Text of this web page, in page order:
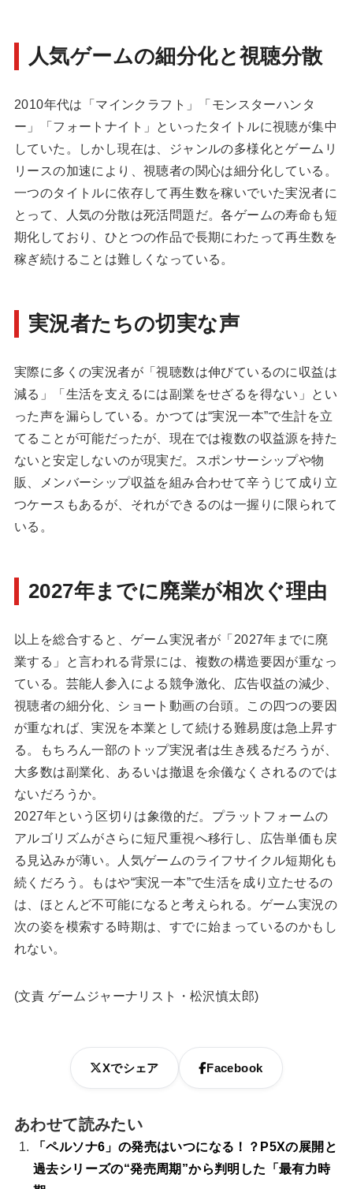
人気ゲームの細分化と視聴分散
2010年代は「マインクラフト」「モンスターハンタ
ー」「フォートナイト」といったタイトルに視聴が集中
していた。しかし現在は、ジャンルの多様化とゲームリ
リースの加速により、視聴者の関心は細分化している。
一つのタイトルに依存して再生数を稼いでいた実況者に
とって、人気の分散は死活問題だ。各ゲームの寿命も短
期化しており、ひとつの作品で長期にわたって再生数を
稼ぎ続けることは難しくなっている。
実況者たちの切実な声
実際に多くの実況者が「視聴数は伸びているのに収益は
減る」「生活を支えるには副業をせざるを得ない」とい
った声を漏らしている。かつては“実況一本”で生計を立
てることが可能だったが、現在では複数の収益源を持た
ないと安定しないのが現実だ。スポンサーシップや物
販、メンバーシップ収益を組み合わせて辛うじて成り立
つケースもあるが、それができるのは一握りに限られて
いる。
2027年までに廃業が相次ぐ理由
以上を総合すると、ゲーム実況者が「2027年までに廃
業する」と言われる背景には、複数の構造要因が重なっ
ている。芸能人参入による競争激化、広告収益の減少、
視聴者の細分化、ショート動画の台頭。この四つの要因
が重なれば、実況を本業として続ける難易度は急上昇す
る。もちろん一部のトップ実況者は生き残るだろうが、
大多数は副業化、あるいは撤退を余儀なくされるのでは
ないだろうか。
2027年という区切りは象徴的だ。プラットフォームの
アルゴリズムがさらに短尺重視へ移行し、広告単価も戻
る見込みが薄い。人気ゲームのライフサイクル短期化も
続くだろう。もはや“実況一本”で生活を成り立たせるの
は、ほとんど不可能になると考えられる。ゲーム実況の
次の姿を模索する時期は、すでに始まっているのかもし
れない。
(文責 ゲームジャーナリスト・松沢慎太郎)
Xでシェア Facebook
あわせて読みたい
「ペルソナ6」の発売はいつになる！？P5Xの展開と
過去シリーズの“発売周期”から判明した「最有力時